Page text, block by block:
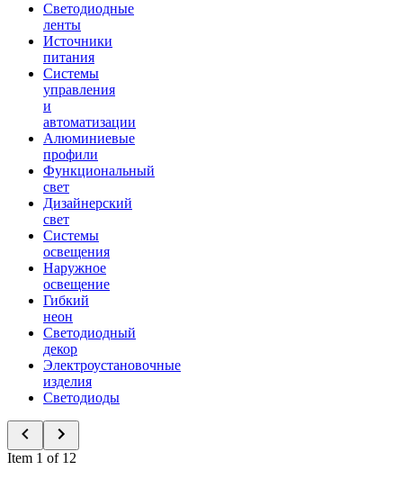
Светодиодные
ленты
Источники
питания
Системы
управления
и
автоматизации
Алюминиевые
профили
Функциональный
свет
Дизайнерский
свет
Системы
освещения
Наружное
освещение
Гибкий
неон
Светодиодный
декор
Электроустановочные
изделия
Светодиоды
Item 1 of 12